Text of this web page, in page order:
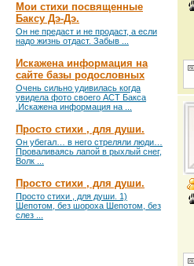
Мои стихи посвященные
Баксу Дэ-Дэ.
Он не предаст и не продаст, а если
надо жизнь отдаст. Забыв ...
Искажена информация на
сайте базы родословных
Очень сильно удивилась когда
увидела фото своего АСТ Бакса
.Искажена информация на ...
Просто стихи , для души.
Он убегал… в него стреляли люди…
Проваливаясь лапой в рыхлый снег,
Волк ...
Просто стихи , для души.
Просто стихи , для души. 1)
Шепотом, без шороха Шепотом, без
слез ...